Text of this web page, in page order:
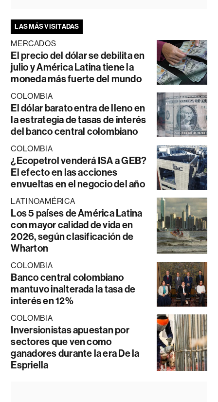
LAS MÁS VISITADAS
MERCADOS
El precio del dólar se debilita en
julio y América Latina tiene la
moneda más fuerte del mundo
COLOMBIA
El dólar barato entra de lleno en
la estrategia de tasas de interés
del banco central colombiano
COLOMBIA
¿Ecopetrol venderá ISA a GEB?
El efecto en las acciones
envueltas en el negocio del año
LATINOAMÉRICA
Los 5 países de América Latina
con mayor calidad de vida en
2026, según clasificación de
Wharton
COLOMBIA
Banco central colombiano
mantuvo inalterada la tasa de
interés en 12%
COLOMBIA
Inversionistas apuestan por
sectores que ven como
ganadores durante la era De la
Espriella